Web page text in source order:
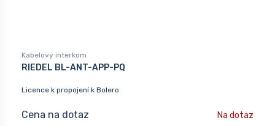
Kabelový interkom
RIEDEL BL-ANT-APP-PQ
Licence k propojení k Bolero
Cena na dotaz Na dotaz